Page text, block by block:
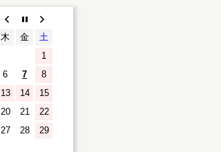
木 金
土
1
6 7
8
13 14
15
20 21
22
27 28
29